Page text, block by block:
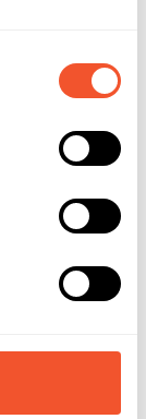
a datelor cu